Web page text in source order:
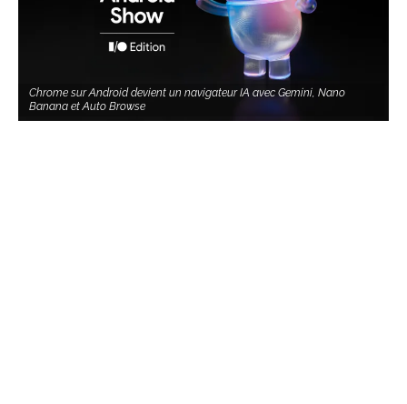
Chrome sur Android devient un navigateur IA avec Gemini, Nano
Banana et Auto Browse